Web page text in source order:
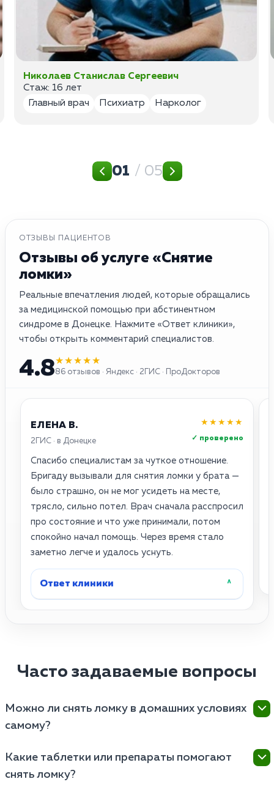
Николаев Станислав Сергеевич
Стаж: 16 лет
Главный врач
Психиатр Нарколог
01 / 05
ОТЗЫВЫ ПАЦИЕНТОВ
Отзывы об услуге «Снятие
ломки»
Реальные впечатления людей, которые обращались
за медицинской помощью при абстинентном
синдроме в Донецке. Нажмите «Ответ клиники»,
чтобы открыть комментарий специалистов.
4.8★★★★★
86 отзывов · Яндекс · 2ГИС · ПроДокторов
ЕЛЕНА В.
2ГИС · в Донецке
★★★★★
✓ проверено
Спасибо специалистам за чуткое отношение.
Бригаду вызывали для снятия ломки у брата —
было страшно, он не мог усидеть на месте,
трясло, сильно потел. Врач сначала расспросил
про состояние и что уже принимали, потом
спокойно начал помощь. Через время стало
заметно легче и удалось уснуть.
Ответ клиники ˄
Часто задаваемые вопросы
Можно ли снять ломку в домашних условиях
самому?
дома невозможно, так как безрецептурные
анальгетики лишь слегка притупляют боль, но не
Какие таблетки или препараты помогают
снять ломку?